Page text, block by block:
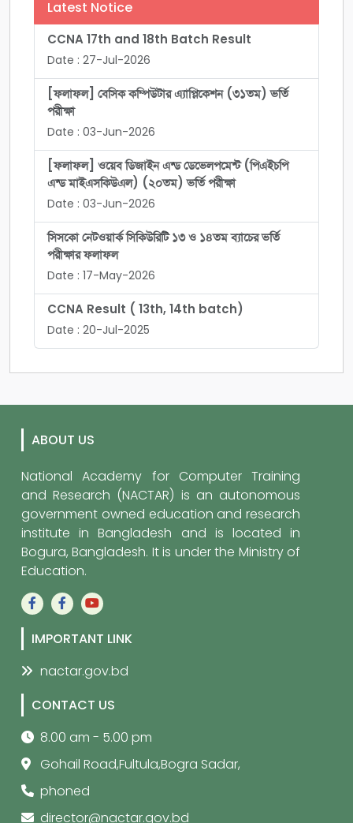
Latest Notice
CCNA 17th and 18th Batch Result
Date : 27-Jul-2026
[ফলাফল] বেসিক কম্পিউটার এ্যাপ্লিকেশন (৩১তম) ভর্তি
পরীক্ষা
Date : 03-Jun-2026
[ফলাফল] ওয়েব ডিজাইন এন্ড ডেভেলপমেন্ট (পিএইচপি
এন্ড মাইএসকিউএল) (২০তম) ভর্তি পরীক্ষা
Date : 03-Jun-2026
সিসকো নেটওয়ার্ক সিকিউরিটি ১৩ ও ১৪তম ব্যাচের ভর্তি
পরীক্ষার ফলাফল
Date : 17-May-2026
CCNA Result ( 13th, 14th batch)
Date : 20-Jul-2025
ABOUT US
National Academy for Computer Training
and Research (NACTAR) is an autonomous
government owned education and research
institute in Bangladesh and is located in
Bogura, Bangladesh. It is under the Ministry of
Education.
IMPORTANT LINK
nactar.gov.bd
CONTACT US
8.00 am - 5.00 pm
Gohail Road,Fultula,Bogra Sadar,
phoned
director@nactar.gov.bd